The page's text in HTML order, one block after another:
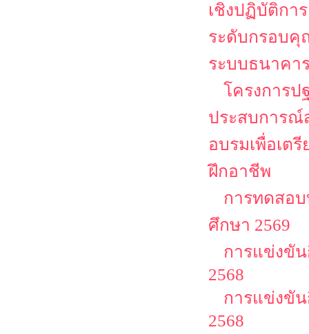
เชิงปฏิบัติกา
ระดับกรอบคุ
ระบบธนาคา
โครงการ
ประสบการณ์
อบรมเพื่อเต
ฝึกอาชีพ
การทดสอบ
ศึกษา 2569
การแข่งขัน
2568
การแข่งขัน
2568